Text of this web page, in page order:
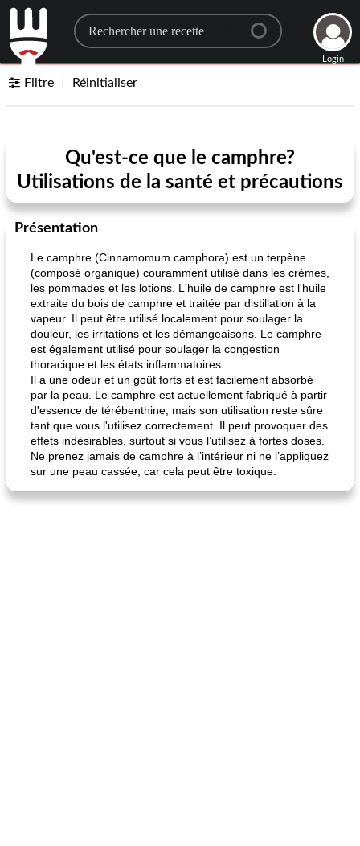
Search for a recipe
Login
Filtre Réinitialiser
Qu'est-ce que le camphre?
Utilisations de la santé et précautions
Présentation
Le camphre (Cinnamomum camphora) est un terpène
(composé organique) couramment utilisé dans les crèmes,
les pommades et les lotions. L'huile de camphre est l'huile
extraite du bois de camphre et traitée par distillation à la
vapeur. Il peut être utilisé localement pour soulager la
douleur, les irritations et les démangeaisons. Le camphre
est également utilisé pour soulager la congestion
thoracique et les états inflammatoires.
Il a une odeur et un goût forts et est facilement absorbé
par la peau. Le camphre est actuellement fabriqué à partir
d'essence de térébenthine, mais son utilisation reste sûre
tant que vous l'utilisez correctement. Il peut provoquer des
effets indésirables, surtout si vous l’utilisez à fortes doses.
Ne prenez jamais de camphre à l’intérieur ni ne l’appliquez
sur une peau cassée, car cela peut être toxique.